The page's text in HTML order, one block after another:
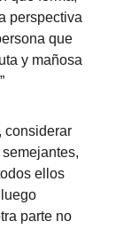
perspectiva
que
y mañosa
considerar
ellos
parte no